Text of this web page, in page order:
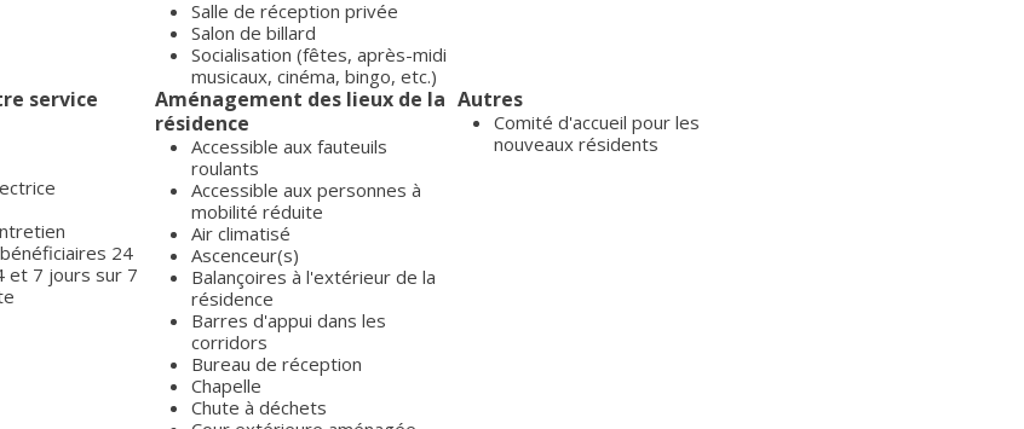
Salle de réception privée
Salon de billard
Socialisation (fêtes, après-midi
musicaux, cinéma, bingo, etc.)
service
24
et 7 jours sur 7
Aménagement des lieux de la
résidence
Accessible aux fauteuils
roulants
Accessible aux personnes à
mobilité réduite
Air climatisé
Ascenceur(s)
Balançoires à l'extérieur de la
résidence
Barres d'appui dans les
corridors
Bureau de réception
Chapelle
Chute à déchets
Autres
Comité d'accueil pour les
nouveaux résidents